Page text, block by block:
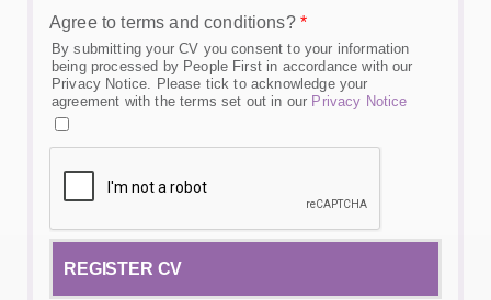
Agree to terms and conditions? *
By submitting your CV you consent to your information
being processed by People First in accordance with our
Privacy Notice. Please tick to acknowledge your
agreement with the terms set out in our Privacy Notice